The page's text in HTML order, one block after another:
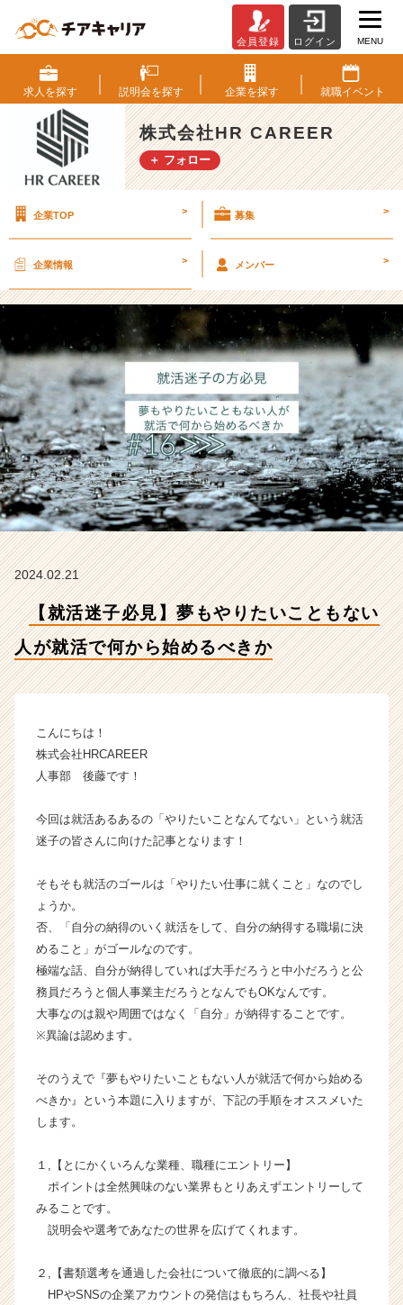
活
迷
子
必
見】
夢
た
と
い
人
が
就
活
で
何
か
ら
始
か
式
社
C
E
R
タ
ラ
イ
ン】
|
ベ
ー・
成
業
か
カ
ト
が
会員登録 ログイン MENU
求人を探す 説明会を探す 企業を探す 就職イベント
株式会社HR CAREER
＋ フォロー
企業TOP > 募集 >
企業情報 > メンバー >
2024.02.21
【就活迷子必見】夢もやりたいこともない
人が就活で何から始めるべきか
こんにちは！
株式会社HRCAREER
人事部 後藤です！
今回は就活あるあるの「やりたいことなんてない」という就活
迷子の皆さんに向けた記事となります！
そもそも就活のゴールは「やりたい仕事に就くこと」なのでし
ょうか。
否、「自分の納得のいく就活をして、自分の納得する職場に決
めること」がゴールなのです。
極端な話、自分が納得していれば大手だろうと中小だろうと公
務員だろうと個人事業主だろうとなんでもOKなんです。
大事なのは親や周囲ではなく「自分」が納得することです。
※異論は認めます。
そのうえで『夢もやりたいこともない人が就活で何から始める
べきか』という本題に入りますが、下記の手順をオススメいた
します。
１,【とにかくいろんな業種、職種にエントリー】
ポイントは全然興味のない業界もとりあえずエントリーして
みることです。
説明会や選考であなたの世界を広げてくれます。
２,【書類選考を通過した会社について徹底的に調べる】
HPやSNSの企業アカウントの発信はもちろん、社長や社員